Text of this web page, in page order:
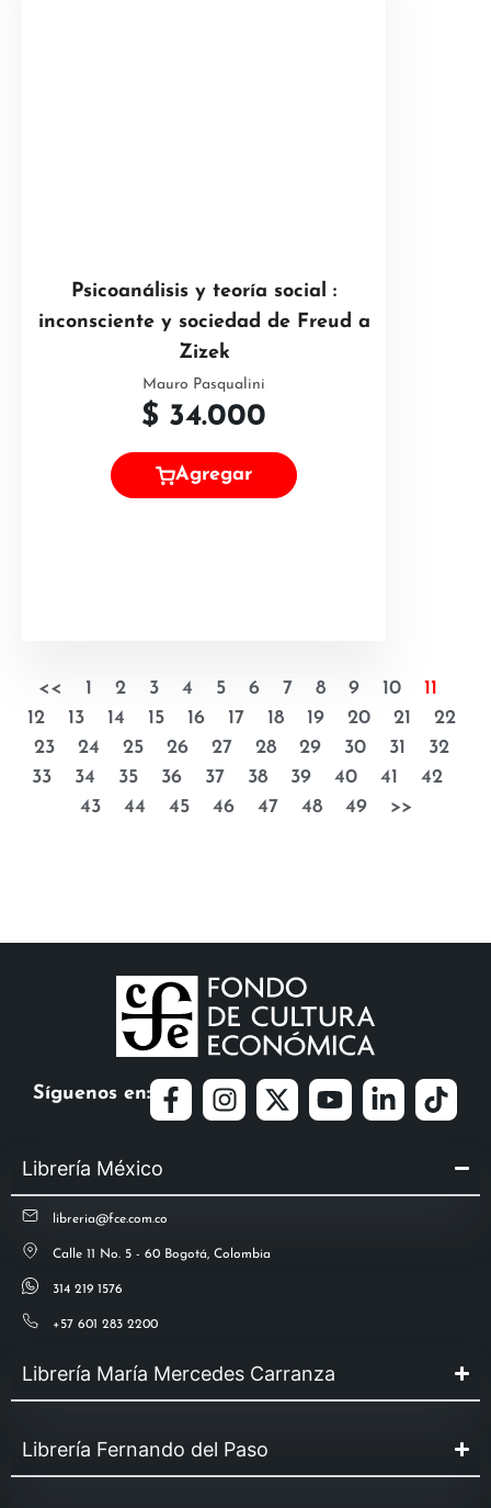
Psicoanálisis y teoría social :
inconsciente y sociedad de Freud a
Zizek
Mauro Pasqualini
$ 34.000
Agregar
<< 1 2 3 4 5 6 7 8 9 10
11
12
13 14 15 16 17 18 19 20 21
22
23
24 25 26 27 28 29 30 31
32
33
34 35 36 37 38 39 40 41
42
43
44 45 46 47 48 49 >>
Síguenos en:
Librería México
libreria@fce.com.co
Calle 11 No. 5 - 60 Bogotá, Colombia
314 219 1576
+57 601 283 2200
Librería María Mercedes Carranza
Librería Fernando del Paso